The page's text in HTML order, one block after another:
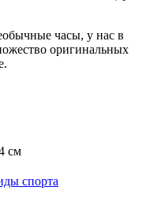
часы, у нас в
оригинальных
см
спорта